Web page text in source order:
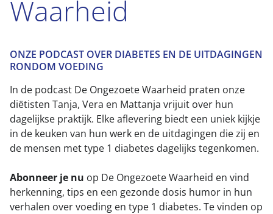
Waarheid
ONZE PODCAST OVER DIABETES EN DE UITDAGINGEN
RONDOM VOEDING
In de podcast De Ongezoete Waarheid praten onze
diëtisten Tanja, Vera en Mattanja vrijuit over hun
dagelijkse praktijk. Elke aflevering biedt een uniek kijkje
in de keuken van hun werk en de uitdagingen die zij en
de mensen met type 1 diabetes dagelijks tegenkomen.
Abonneer je nu op De Ongezoete Waarheid en vind
herkenning, tips en een gezonde dosis humor in hun
verhalen over voeding en type 1 diabetes. Te vinden op